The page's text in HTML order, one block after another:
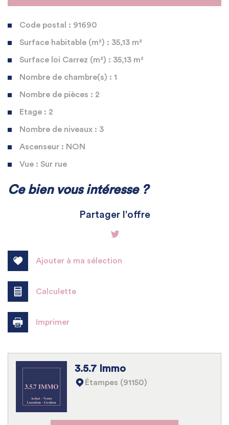
Code postal : 91690
Surface habitable (m²) : 35,13 m²
Surface loi Carrez (m²) : 35,13 m²
Nombre de chambre(s) : 1
Nombre de pièces : 2
Etage : 2
Nombre de niveaux : 3
Ascenseur : NON
Vue : Sur rue
La ville de Saclas (91690)
École maternelle
École primaire
Bureau de poste
Ce bien vous intéresse ?
Partager l'offre
Ajouter à ma sélection
Calculette
Imprimer
3.5.7 Immo
Étampes (91150)